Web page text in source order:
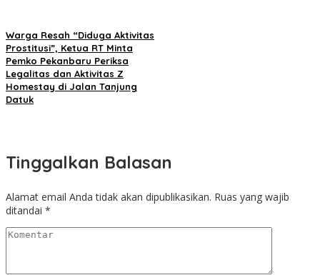
Warga Resah “Diduga Aktivitas
Prostitusi”, Ketua RT Minta
Pemko Pekanbaru Periksa
Legalitas dan Aktivitas Z
Homestay di Jalan Tanjung
Datuk
Tinggalkan Balasan
Alamat email Anda tidak akan dipublikasikan. Ruas yang wajib
ditandai *